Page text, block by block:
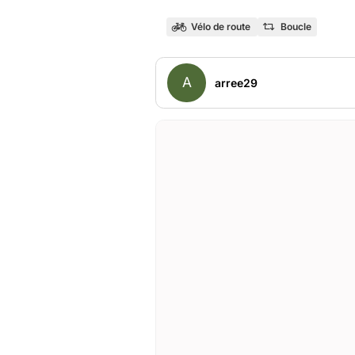
Vélo de route Boucle
A arree29